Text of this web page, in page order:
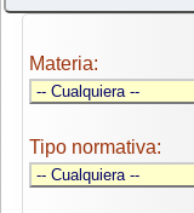
Materia:
Tipo normativa: